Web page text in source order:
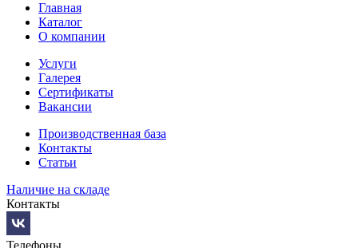
Главная
Каталог
О компании
Услуги
Галерея
Сертификаты
Вакансии
Производственная база
Контакты
Статьи
Наличие на складе
Контакты